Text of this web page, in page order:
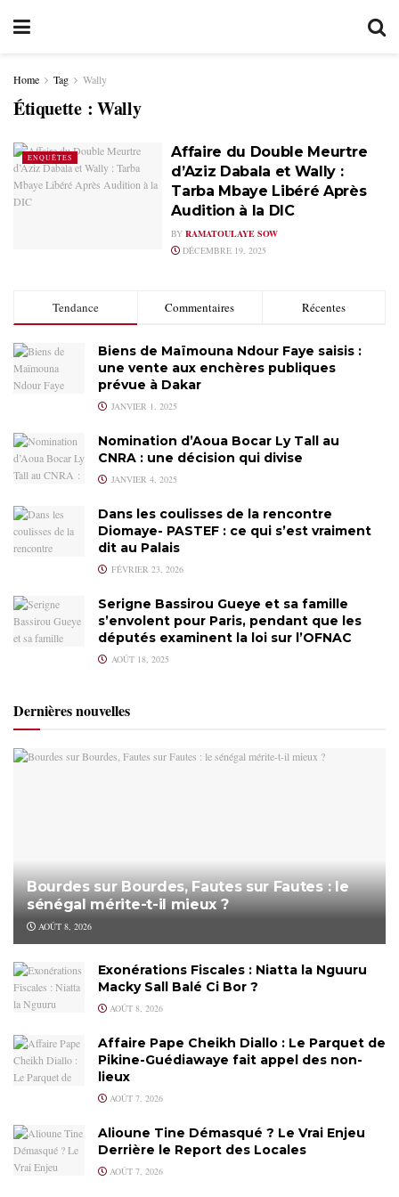
Home Tag Wally
Étiquette :Wally
ENQUÊTES
Affaire du Double Meurtre
d’Aziz Dabala et Wally :
Tarba Mbaye Libéré Après
Audition à la DIC
BY RAMATOULAYE SOW
DÉCEMBRE 19, 2025
Tendance Commentaires Récentes
Biens de Maïmouna Ndour Faye saisis :
une vente aux enchères publiques
prévue à Dakar
JANVIER 1, 2025
Nomination d’Aoua Bocar Ly Tall au
CNRA : une décision qui divise
JANVIER 4, 2025
Dans les coulisses de la rencontre
Diomaye- PASTEF : ce qui s’est vraiment
dit au Palais
FÉVRIER 23, 2026
Serigne Bassirou Gueye et sa famille
s’envolent pour Paris, pendant que les
députés examinent la loi sur l’OFNAC
AOÛT 18, 2025
Dernières nouvelles
Bourdes sur Bourdes, Fautes sur Fautes : le
sénégal mérite-t-il mieux ?
AOÛT 8, 2026
Exonérations Fiscales : Niatta la Nguuru
Macky Sall Balé Ci Bor ?
AOÛT 8, 2026
Affaire Pape Cheikh Diallo : Le Parquet de
Pikine-Guédiawaye fait appel des non-
lieux
AOÛT 7, 2026
Alioune Tine Démasqué ? Le Vrai Enjeu
Derrière le Report des Locales
AOÛT 7, 2026